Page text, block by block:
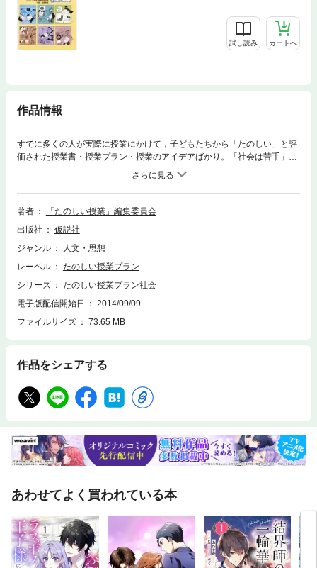
試し読み カートへ
作品情報
すでに多くの人が実際に授業にかけて，子どもたちから「たのしい」と評
価された授業書・授業プラン・授業のアイデアばかり。「社会は苦手」と
いう人に役立つだけでなく，「社会には自信がある」という人も，改めて
〈社会の科学〉を学び直したくなる原稿がいっぱい。小学生から大人まで
楽しめます。
著者
「たのしい授業」編集委員会
出版社
仮説社
ジャンル
人文・思想
レーベル
たのしい授業プラン
シリーズ
たのしい授業プラン社会
電子版配信開始日
2014/09/09
ファイルサイズ
73.65 MB
作品をシェアする
あわせてよく買われている本